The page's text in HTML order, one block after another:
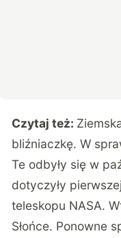
Czytaj też:
bliźniaczkę. W
Te odbyły się w
dotyczyły
teleskopu NASA.
Słońce. Ponowne